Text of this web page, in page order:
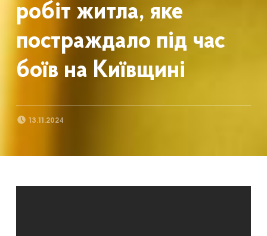
робіт житла, яке
постраждало під час
боїв на Київщині
13.11.2024